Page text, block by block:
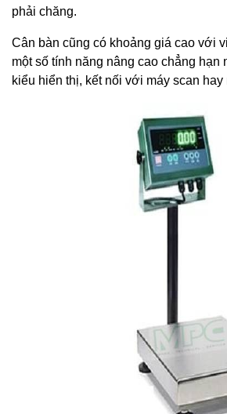
phải chăng.
Cân bàn cũng có khoảng giá cao với
một số tính năng nâng cao chẳng hạn
kiểu hiển thị, kết nối với máy scan hay